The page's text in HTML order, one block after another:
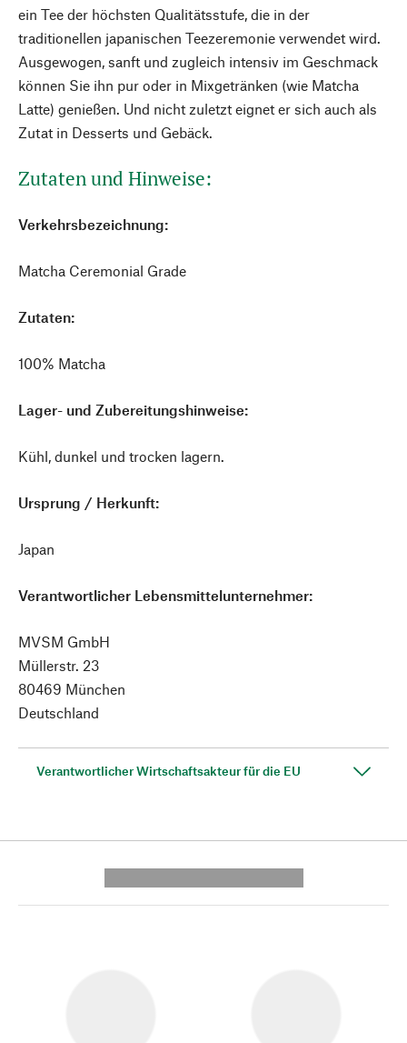
ein Tee der höchsten Qualitätsstufe, die in der
traditionellen japanischen Teezeremonie verwendet wird.
Ausgewogen, sanft und zugleich intensiv im Geschmack
können Sie ihn pur oder in Mixgetränken (wie Matcha
Latte) genießen. Und nicht zuletzt eignet er sich auch als
Zutat in Desserts und Gebäck.
Zutaten und Hinweise:
Verkehrsbezeichnung:
Matcha Ceremonial Grade
Zutaten:
100% Matcha
Lager- und Zubereitungshinweise:
Kühl, dunkel und trocken lagern.
Ursprung / Herkunft:
Japan
Verantwortlicher Lebensmittelunternehmer:
MVSM GmbH
Müllerstr. 23
80469 München
Deutschland
Verantwortlicher Wirtschaftsakteur für die EU